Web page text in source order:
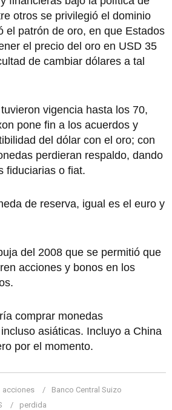
otros se privilegió el dominio
el patrón de oro, en que Estados
el precio del oro en USD 35
de cambiar dólares a tal
vigencia hasta los 70,
pone fin a los acuerdos y
del dólar con el oro; con
perdieran respaldo, dando
fiduciarias o fiat.
de reserva, igual es el euro y
del 2008 que se permitió que
acciones y bonos en los
comprar monedas
asiáticas. Incluyo a China
por el momento.
acciones
Banco Central Suizo
perdida